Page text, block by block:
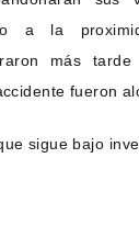
a la
más
fueron
sigue bajo